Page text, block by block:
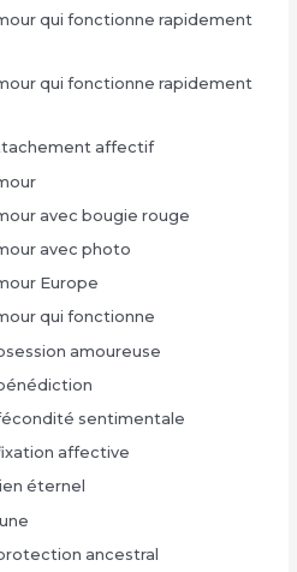
qui fonctionne rapidement
qui fonctionne rapidement
affectif
avec bougie rouge
avec photo
Europe
qui fonctionne
amoureuse
sentimentale
affective
éternel
ancestral